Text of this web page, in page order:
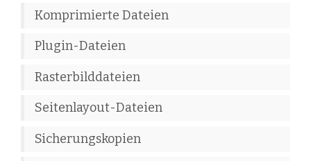
Komprimierte Dateien
Plugin-Dateien
Rasterbilddateien
Seitenlayout-Dateien
Sicherungskopien